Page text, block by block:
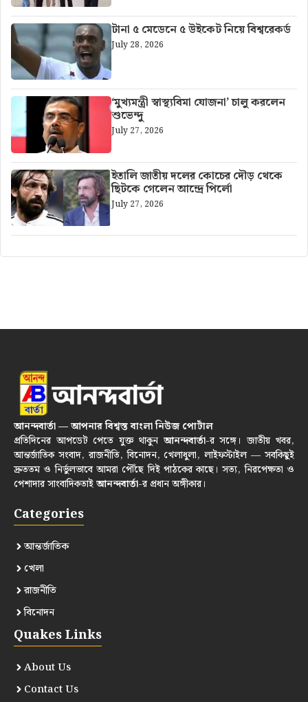
টানা ৫ মেডেনে ৫ উইকেট নিয়ে বিশ্বরেকর্ড
July 28, 2026
‘মুখ্যমন্ত্রী স্বাস্থ্যবিমা যোজনা’ চালু করলেন
শুভেন্দু
July 27, 2026
ইতালি জাতীয় দলের কোচের দৌড় থেকে
ছিটকে গেলেন আন্দ্রে পির্লো
July 27, 2026
আনন্দবার্তা — আপনার বিশ্বস্ত বাংলা নিউজ পোর্টাল
প্রতিদিনের আপডেট পেতে যুক্ত থাকুনআনন্দবার্তা-র সঙ্গে। জাতীয় খবর,
আন্তর্জাতিক সংবাদ, রাজনীতি, বিনোদন, খেলাধুলা, লাইফস্টাইল — সবকিছুই
দ্রুততম ও নির্ভুলভাবে আমরা পৌঁছে দিই পাঠকের কাছে। সত্য, নিরপেক্ষতা ও
পেশাদার সাংবাদিকতাইআনন্দবার্তা-র প্রধান অঙ্গীকার।
Categories
আন্তর্জাতিক
খেলা
রাজনীতি
বিনোদন
Quakes Links
About Us
Contact Us